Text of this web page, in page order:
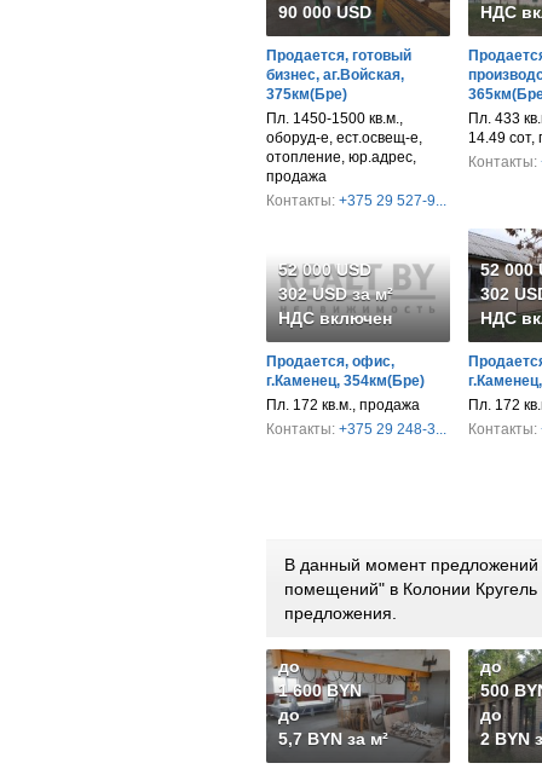
90 000 USD
Продается, готовый
бизнес, аг.Войская,
375км(Бре)
Пл. 1450-1500 кв.м.,
оборуд-е, ест.освещ-е,
отопление, юр.адрес,
продажа
Контакты: +375 29 527-9...
НДС
Пл. 433
14.49 сот,
Контакты:
52 000 USD
302 USD за м²
НДС включен
Продается, офис,
г.Каменец, 354км(Бре)
Пл. 172 кв.м., продажа
Контакты: +375 29 248-3...
52 000
302
НДС
Пл. 172
Контакты:
В данный момент предложений
помещений" в Колонии
предложения.
до
1 600 BYN
до
5,7 BYN за м²
до
500
до
2 BYN